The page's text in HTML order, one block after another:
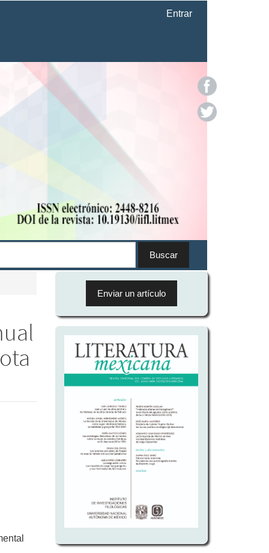
Entrar
Buscar
Enviar
artículo
Enviar un artículo